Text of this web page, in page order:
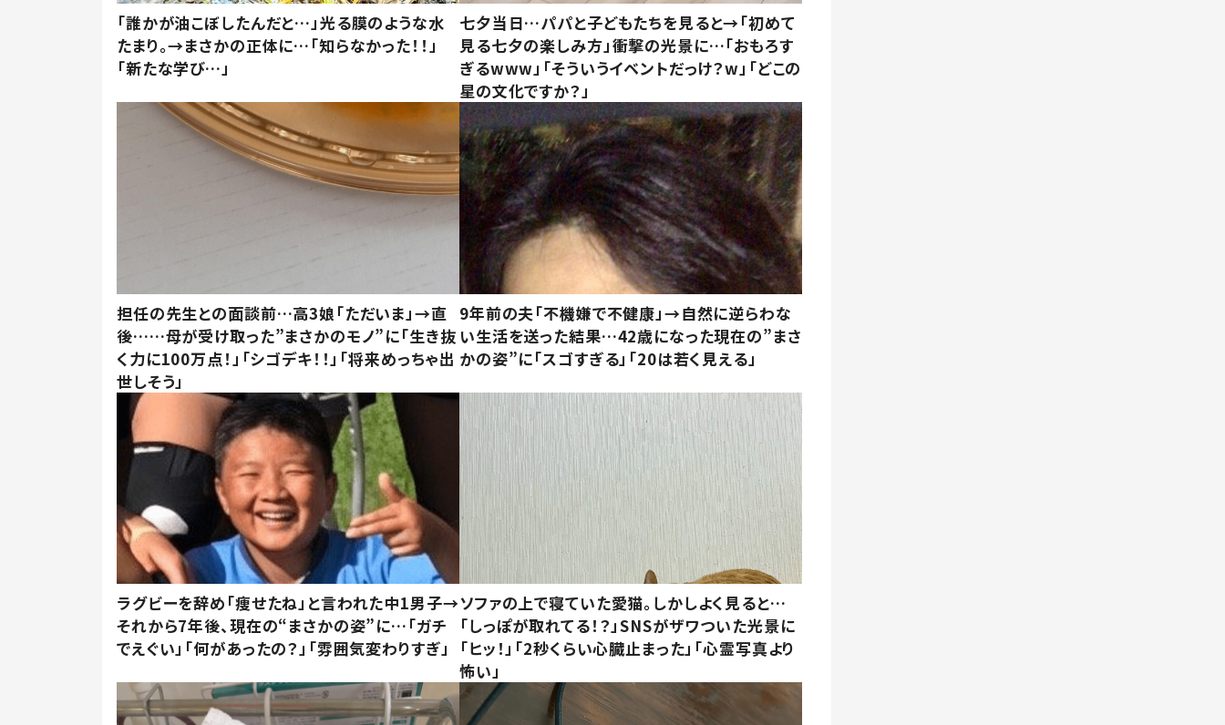
「誰かが油こぼしたんだと…」光る膜のような水
たまり。→まさかの正体に…「知らなかった！！」
「新たな学び…」
七夕当日…パパと子どもたちを見ると→「初めて
見る七夕の楽しみ方」衝撃の光景に…「おもろす
ぎるwww」「そういうイベントだっけ？w」「どこの
星の文化ですか？」
担任の先生との面談前…高3娘「ただいま」→直
後……母が受け取った”まさかのモノ”に「生き抜
く力に100万点！」「シゴデキ！！」「将来めっちゃ出
世しそう」
9年前の夫「不機嫌で不健康」→自然に逆らわな
い生活を送った結果…42歳になった現在の”まさ
かの姿”に「スゴすぎる」「20は若く見える」
ラグビーを辞め「痩せたね」と言われた中1男子→
それから7年後、現在の“まさかの姿”に…「ガチ
でえぐい」「何があったの？」「雰囲気変わりすぎ」
ソファの上で寝ていた愛猫。しかしよく見ると…
「しっぽが取れてる！？」SNSがザワついた光景に
「ヒッ！」「2秒くらい心臓止まった」「心霊写真より
怖い」